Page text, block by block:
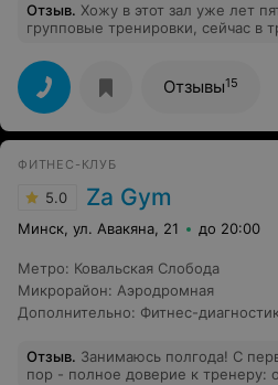
Отзыв. Хожу в этот зал уже лет
групповые тренировки, сейчас в
отвечает на вопросы. По
бывает тесновато, но это и
поводу отзыва Сергея, что нет
находится на другом этаже,
знаю на скольки метрах)) и там
людей мело. Но музыка должна
на втором этаже ее нет, только в
Отзывы15
ФИТНЕС-КЛУБ
5.0 Za Gym
Минск, ул. Авакяна, 21 до 20:00
Метро: Ковальская Слобода
Микрорайон: Аэродромная
Дополнительно: Фитнес-
Отзыв. Занимаюсь полгода! С
пор - полное доверие к тренеру: